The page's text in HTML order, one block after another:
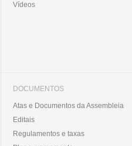
Vídeos
DOCUMENTOS
Atas e Documentos da Assembleia
Editais
Regulamentos e taxas